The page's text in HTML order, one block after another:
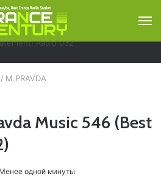
/ M.PRAVDA
Music 546 (Best
Менее одной минуты